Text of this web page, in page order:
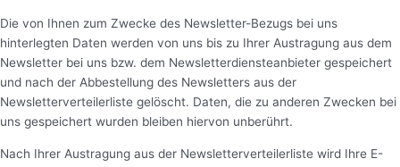
Die von Ihnen zum Zwecke des Newsletter-Bezugs bei uns
hinterlegten Daten werden von uns bis zu Ihrer Austragung aus dem
Newsletter bei uns bzw. dem Newsletterdiensteanbieter gespeichert
und nach der Abbestellung des Newsletters aus der
Newsletterverteilerliste gelöscht. Daten, die zu anderen Zwecken bei
uns gespeichert wurden bleiben hiervon unberührt.
Nach Ihrer Austragung aus der Newsletterverteilerliste wird Ihre E-